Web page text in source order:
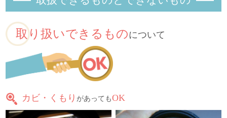
取り扱いできるものについて
カビ・くもり があってもOK